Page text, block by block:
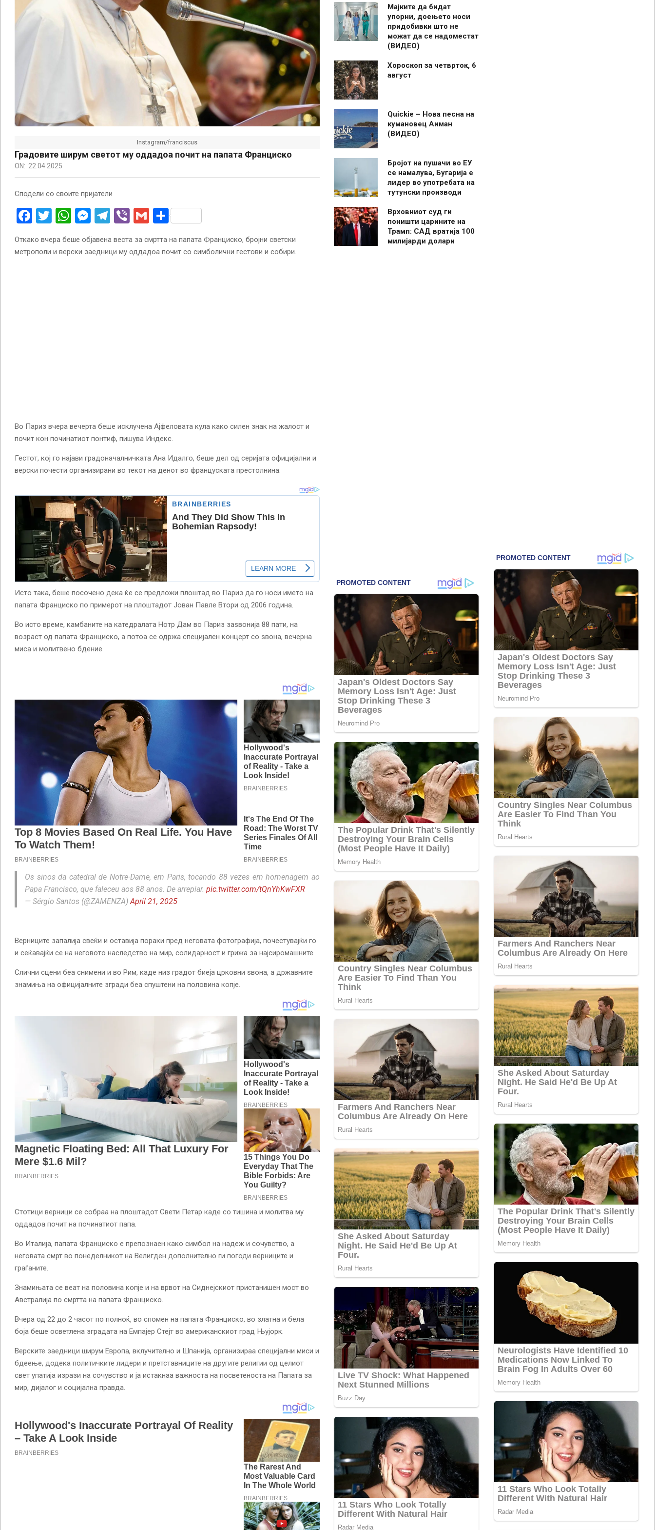
Instagram/franciscus
Градовите ширум светот му оддадоа почит на папата Франциско
ON: 22.04.2025
Сподели со своите пријатели
Facebook
Twitter
WhatsApp
Messenger
Telegram
ViberGmailShare
Откако вчера беше објавена веста за смртта на папата Франциско, бројни светски
метрополи и верски заедници му оддадоа почит со симболични гестови и собири.
Во Париз вчера вечерта беше исклучена Ајфеловата кула како силен знак на жалост и
почит кон починатиот понтиф, пишува Индекс.
Гестот, кој го најави градоначалничката Ана Идалго, беше дел од серијата официјални и
верски почести организирани во текот на денот во француската престолнина.
Исто така, беше посочено дека ќе се предложи плоштад во Париз да го носи името на
папата Франциско по примерот на плоштадот Јован Павле Втори од 2006 година.
Во исто време, камбаните на катедралата Нотр Дам во Париз заѕвонија 88 пати, на
возраст од папата Франциско, а потоа се одржа специјален концерт со ѕвона, вечерна
миса и молитвено бдение.
Os sinos da catedral de Notre-Dame, em Paris, tocando 88 vezes em homenagem ao
Papa Francisco, que faleceu aos 88 anos. De arrepiar. pic.twitter.com/tQnYhKwFXR
— Sérgio Santos (@ZAMENZA)April 21, 2025
Верниците запалија свеќи и оставија пораки пред неговата фотографија, почестувајќи го
и сеќавајќи се на неговото наследство на мир, солидарност и грижа за најсиромашните.
Слични сцени беа снимени и во Рим, каде низ градот биеја црковни ѕвона, а државните
знамиња на официјалните згради беа спуштени на половина копје.
Стотици верници се собраа на плоштадот Свети Петар каде со тишина и молитва му
оддадоа почит на починатиот папа.
Во Италија, папата Франциско е препознаен како симбол на надеж и сочувство, а
неговата смрт во понеделникот на Велигден дополнително ги погоди верниците и
граѓаните.
Знамињата се веат на половина копје и на врвот на Сиднејскиот пристанишен мост во
Австралија по смртта на папата Франциско.
Вчера од 22 до 2 часот по полноќ, во спомен на папата Франциско, во златна и бела
боја беше осветлена зградата на Емпајер Стејт во американскиот град Њујорк.
Верските заедници ширум Европа, вклучително и Шпанија, организираа специјални миси и
бдеење, додека политичките лидери и претставниците на другите религии од целиот
свет упатија изрази на сочувство и ја истакнаа важноста на посветеноста на Папата за
мир, дијалог и социјална правда.
Мајките да бидат
упорни, доењето носи
придобивки што не
можат да се надоместат
(ВИДЕО)
Хороскоп за четврток, 6
август
Quickie – Нова песна на
кумановец Аиман
(ВИДЕО)
Бројот на пушачи во ЕУ
се намалува, Бугарија е
лидер во употребата на
тутунски производи
Врховниот суд ги
поништи царините на
Трамп: САД вратија 100
милијарди долари